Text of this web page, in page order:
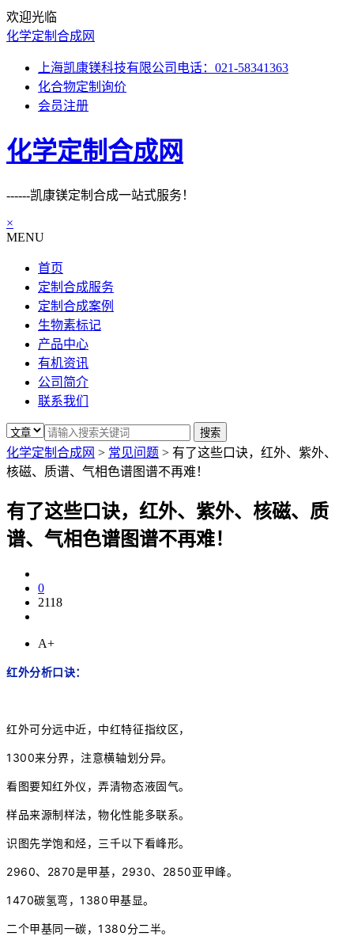
欢迎光临
化学定制合成网
上海凯康镁科技有限公司电话：021-58341363
化合物定制询价
会员注册
化学定制合成网
------凯康镁定制合成一站式服务！
×
MENU
首页
定制合成服务
定制合成案例
生物素标记
产品中心
有机资讯
公司简介
联系我们
化学定制合成网 > 常见问题 > 有了这些口诀，红外、紫外、
核磁、质谱、气相色谱图谱不再难！
有了这些口诀，红外、紫外、核磁、质
谱、气相色谱图谱不再难！
0
2118
A+
红外分析口诀：
红外可分远中近，中红特征指纹区，
1300来分界，注意横轴划分异。
看图要知红外仪，弄清物态液固气。
样品来源制样法，物化性能多联系。
识图先学饱和烃，三千以下看峰形。
2960、2870是甲基，2930、2850亚甲峰。
1470碳氢弯，1380甲基显。
二个甲基同一碳，1380分二半。